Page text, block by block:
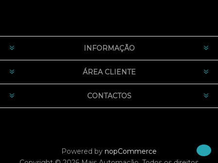
INFORMAÇÃO
ÁREA CLIENTE
CONTACTOS
Powered by nopCommerce